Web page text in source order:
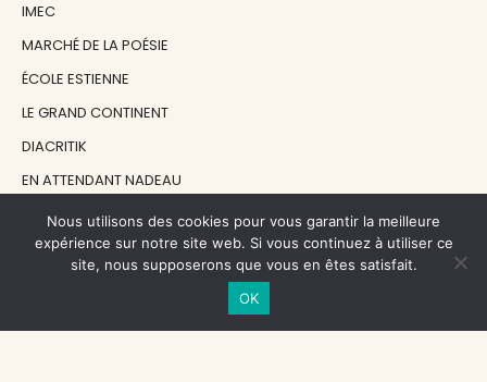
IMEC
MARCHÉ DE LA POÉSIE
ÉCOLE ESTIENNE
LE GRAND CONTINENT
DIACRITIK
EN ATTENDANT NADEAU
NOS SOUTIENS
Nous utilisons des cookies pour vous garantir la meilleure
expérience sur notre site web. Si vous continuez à utiliser ce
site, nous supposerons que vous en êtes satisfait.
OK